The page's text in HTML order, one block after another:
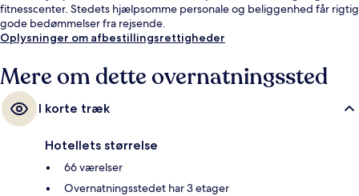
fitnesscenter. Stedets hjælpsomme personale og beliggenhed får rigtig
gode bedømmelser fra rejsende.
Oplysninger om afbestillingsrettigheder
Mere om dette overnatningssted
I korte træk
Hotellets størrelse
66 værelser
Overnatningsstedet har 3 etager